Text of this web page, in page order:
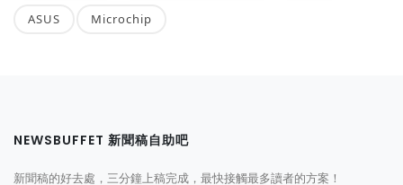
ASUS Microchip
NEWSBUFFET 新聞稿自助吧
新聞稿的好去處，三分鐘上稿完成，最快接觸最多讀者的方案！